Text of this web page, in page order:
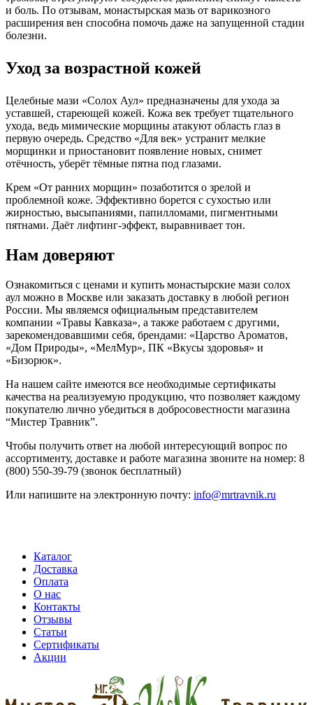
и боль. По отзывам, монастырская мазь от варикозного
расширения вен способна помочь даже на запущенной стадии
болезни.
Уход за возрастной кожей
Целебные мази «Солох Аул» предназначены для ухода за
уставшей, стареющей кожей. Кожа век требует тщательного
ухода, ведь мимические морщины атакуют область глаз в
первую очередь. Средство «Для век» устранит мелкие
морщинки и приостановит появление новых, снимет
отёчность, уберёт тёмные пятна под глазами.
Крем «От ранних морщин» позаботится о зрелой и
проблемной коже. Эффективно борется с сухостью или
жирностью, высыпаниями, папилломами, пигментными
пятнами. Даёт лифтинг-эффект, выравнивает тон.
Нам доверяют
Ознакомиться с ценами и купить монастырские мази солох
аул можно в Москве или заказать доставку в любой регион
России. Мы являемся официальным представителем
компании «Травы Кавказа», а также работаем с другими,
зарекомендовавшими себя, брендами: «Царство Ароматов,
«Дом Природы», «МелМур», ПК «Вкусы здоровья» и
«Бизорюк».
На нашем сайте имеются все необходимые сертификаты
качества на реализуемую продукцию, что позволяет каждому
покупателю лично убедиться в добросовестности магазина
“Мистер Травник”.
Чтобы получить ответ на любой интересующий вопрос по
ассортименту, доставке и работе магазина звоните на номер: 8
(800) 550-39-79 (звонок бесплатный)
Или напишите на электронную почту: info@mrtravnik.ru
Каталог
Доставка
Оплата
О нас
Контакты
Отзывы
Статьи
Сертификаты
Акции